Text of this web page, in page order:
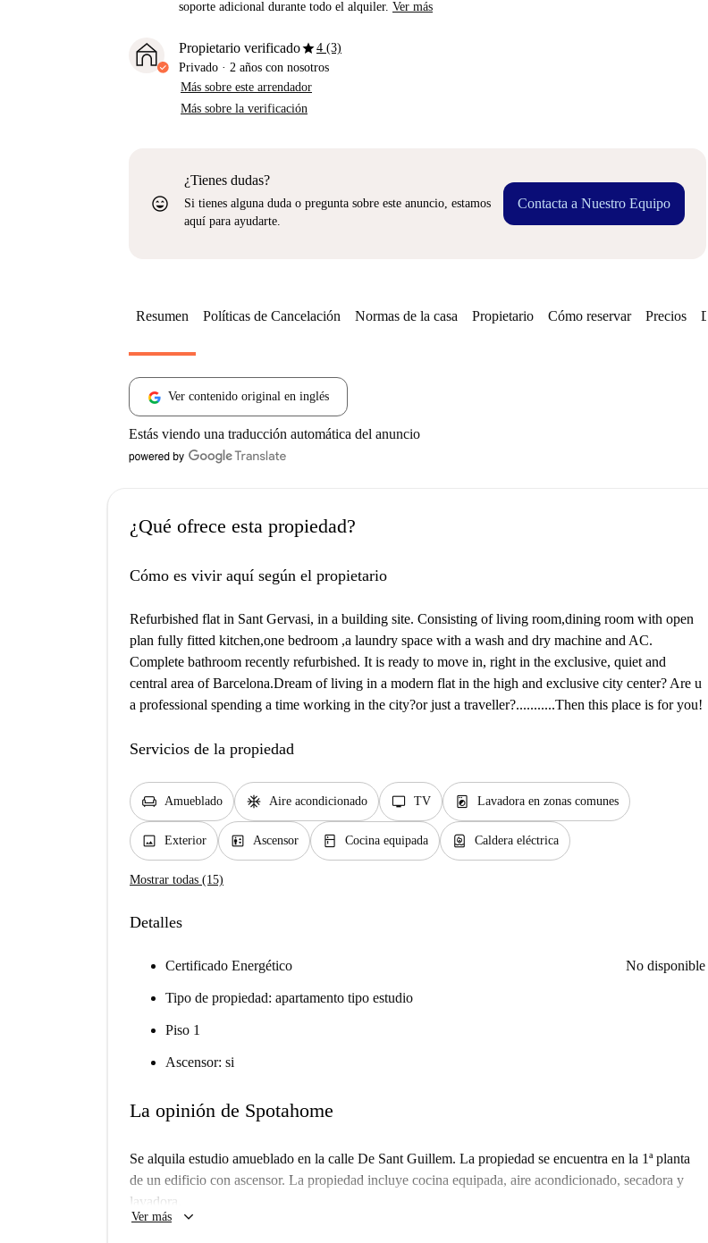
soporte adicional durante todo el alquiler. Ver más
Propietario verificadostar4 (3)
Privado · 2 años con nosotros
Más sobre este arrendador
Más sobre la verificación
sentiment_very_satisfied
¿Tienes dudas?
Si tienes alguna duda o pregunta sobre este anuncio, estamos
aquí para ayudarte.
Contacta a Nuestro Equipo
Resumen Políticas de Cancelación Normas de la casa Propietario Cómo reservar Precios
Ver contenido original en inglés
Estás viendo una traducción automática del anuncio
¿Qué ofrece esta propiedad?
Cómo es vivir aquí según el propietario
Refurbished flat in Sant Gervasi, in a building site. Consisting of living room,dining room with open
plan fully fitted kitchen,one bedroom ,a laundry space with a wash and dry machine and AC.
Complete bathroom recently refurbished. It is ready to move in, right in the exclusive, quiet and
central area of Barcelona.Dream of living in a modern flat in the high and exclusive city center? Are u
a professional spending a time working in the city?or just a traveller?...........Then this place is for you!
Servicios de la propiedad
chair Amueblado ac_unit Aire acondicionado tv TV local_laundry_service Lavadora en zonas comunes
image Exterior elevator Ascensor kitchen Cocina equipada water_heater Caldera eléctrica
Mostrar todas (15)
Detalles
Certificado Energético No disponible
Tipo de propiedad: apartamento tipo estudio
Piso 1
Ascensor: si
La opinión de Spotahome
Se alquila estudio amueblado en la calle De Sant Guillem. La propiedad se encuentra en la 1ª planta
de un edificio con ascensor. La propiedad incluye cocina equipada, aire acondicionado, secadora y
lavadora.
Ver más keyboard_arrow_down